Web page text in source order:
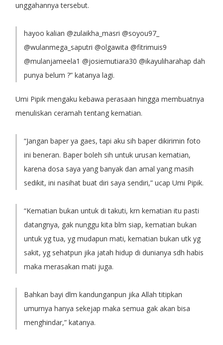
unggahannya tersebut.
hayoo kalian @zulaikha_masri @soyou97_
@wulanmega_saputri @olgawita @fitrimuis9
@mulanjameela1 @josiemutiara30 @ikayuliharahap dah
punya belum ?” katanya lagi.
Umi Pipik mengaku kebawa perasaan hingga membuatnya
menuliskan ceramah tentang kematian.
“Jangan baper ya gaes, tapi aku sih baper dikirimin foto
ini beneran. Baper boleh sih untuk urusan kematian,
karena dosa saya yang banyak dan amal yang masih
sedikit, ini nasihat buat diri saya sendiri,” ucap Umi Pipik.
“Kematian bukan untuk di takuti, krn kematian itu pasti
datangnya, gak nunggu kita blm siap, kematian bukan
untuk yg tua, yg mudapun mati, kematian bukan utk yg
sakit, yg sehatpun jika jatah hidup di dunianya sdh habis
maka merasakan mati juga.
Bahkan bayi dlm kandunganpun jika Allah titipkan
umurnya hanya sekejap maka semua gak akan bisa
menghindar,” katanya.